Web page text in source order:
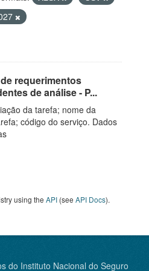
requerimentos
de análise - P...
da tarefa; nome da
código do serviço. Dados
using the API (see API Docs).
do Instituto Nacional do Seguro